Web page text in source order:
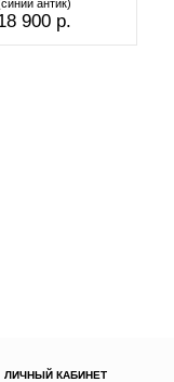
антик)
900 р.
ЛИЧНЫЙ КАБИНЕТ